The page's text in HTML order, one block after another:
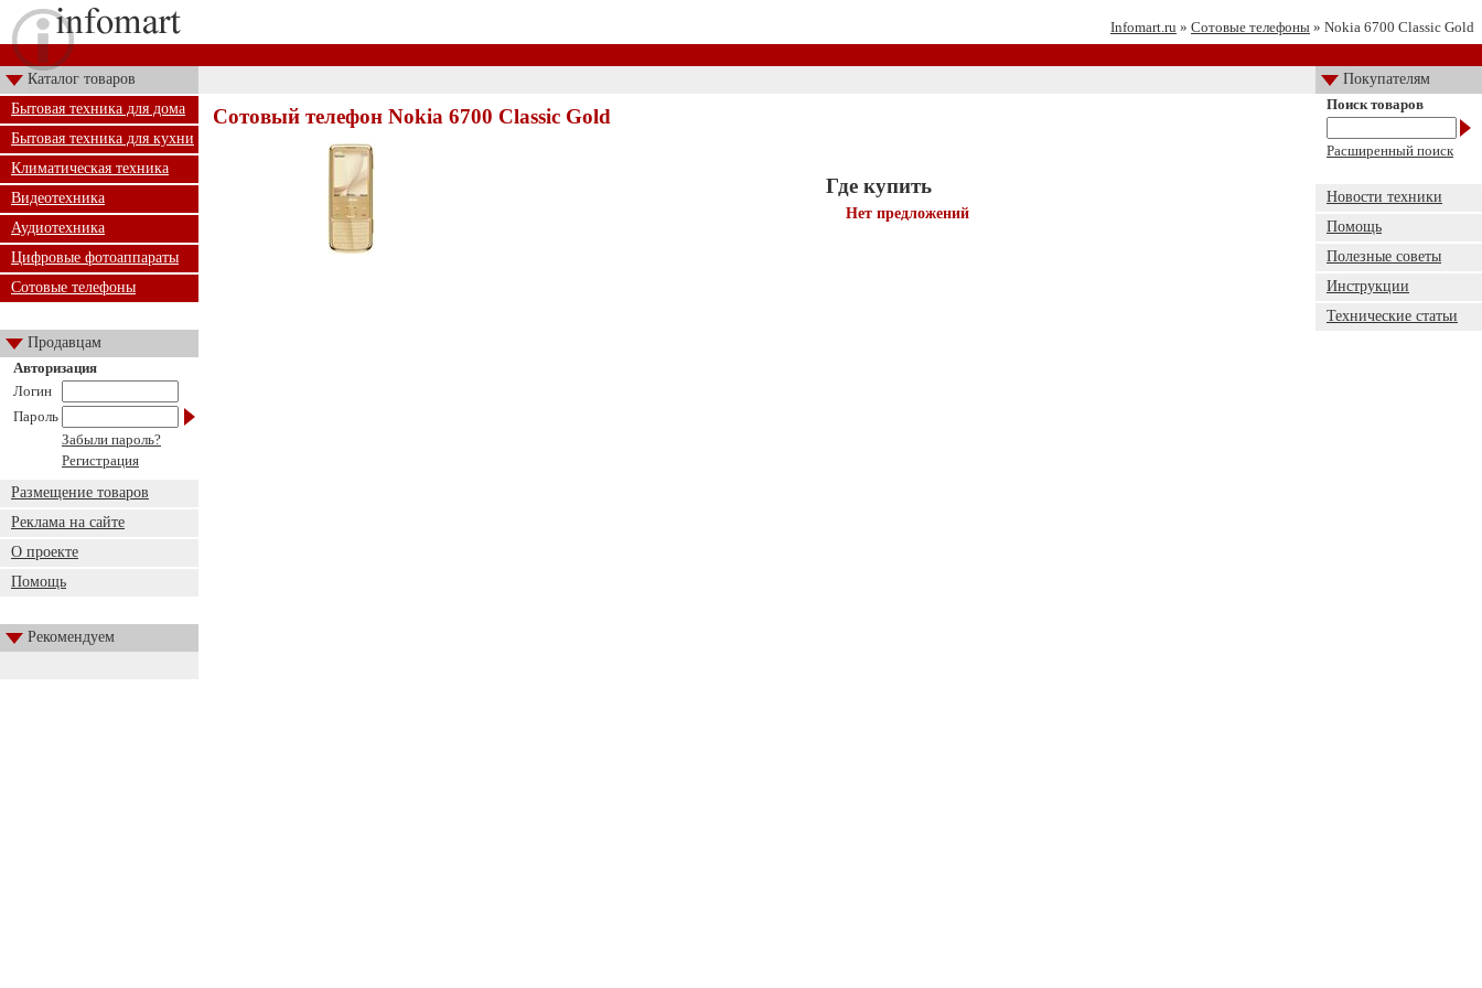
Infomart.ru » Сотовые телефоны » Nokia 6700 Classic Gold
Каталог товаров
Покупателям
Бытовая техника для дома
Бытовая техника для кухни
Климатическая техника
Видеотехника
Аудиотехника
Цифровые фотоаппараты
Сотовые телефоны
Продавцам
Авторизация
Логин
Пароль
Забыли пароль?
Регистрация
Размещение товаров
Реклама на сайте
О проекте
Помощь
Рекомендуем
Сотовый телефон Nokia 6700 Classic Gold
Где купить
Нет предложений
Поиск товаров
Расширенный поиск
Новости техники
Помощь
Полезные советы
Инструкции
Технические статьи